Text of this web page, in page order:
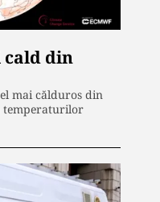
cald din
mai călduros din
temperaturilor